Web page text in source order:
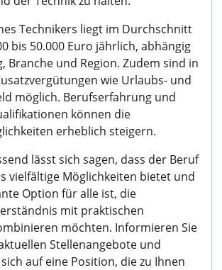
Technikers liegt im Durchschnitt
bis 50.000 Euro jährlich, abhängig
Branche und Region. Zudem sind in
wie Urlaubs- und
möglich. Berufserfahrung und
können die
erheblich steigern.
lässt sich sagen, dass der Beruf
vielfältige Möglichkeiten bietet und
Option für alle ist, die
mit praktischen
möchten. Informieren Sie
Stellenangebote und
auf eine Position, die zu Ihnen